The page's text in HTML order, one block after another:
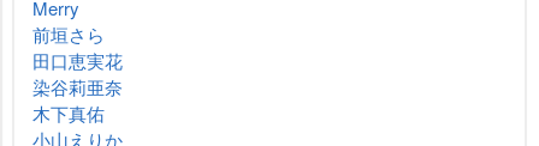
Merry
前垣さら
田口恵実花
染谷莉亜奈
木下真佑
小山えりか